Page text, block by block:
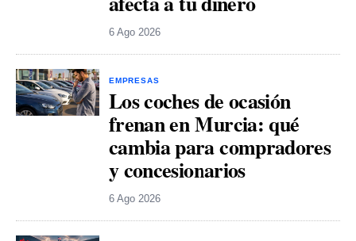
6 Ago 2026
EMPRESAS
Los coches de ocasión
frenan en Murcia: qué
cambia para compradores
y concesionarios
6 Ago 2026